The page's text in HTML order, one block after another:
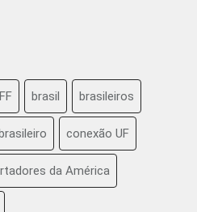
brasil brasileiros
conexão UF
da América